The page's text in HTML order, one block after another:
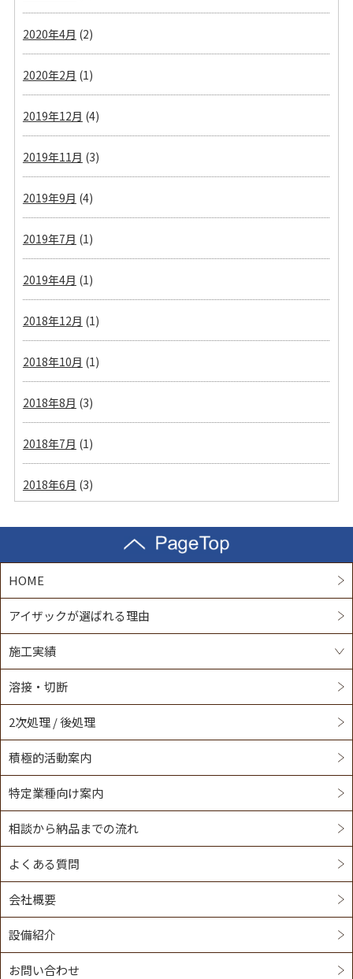
2020年4月 (2)
2020年2月 (1)
2019年12月 (4)
2019年11月 (3)
2019年9月 (4)
2019年7月 (1)
2019年4月 (1)
2018年12月 (1)
2018年10月 (1)
2018年8月 (3)
2018年7月 (1)
2018年6月 (3)
HOME
アイザックが選ばれる理由
施工実績
溶接・切断
2次処理 / 後処理
積極的活動案内
特定業種向け案内
相談から納品までの流れ
よくある質問
会社概要
設備紹介
お問い合わせ